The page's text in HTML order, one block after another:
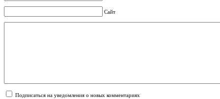
Сайт
Подписаться на уведомления о новых комментариях